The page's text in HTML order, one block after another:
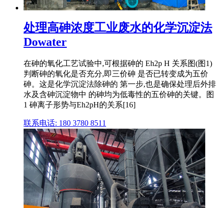
处理高砷浓度工业废水的化学沉淀法
Dowater
在砷的氧化工艺试验中,可根据砷的 Eh2p H 关系图(图1)
判断砷的氧化是否充分,即三价砷 是否已转变成为五价
砷。这是化学沉淀法除砷的 第一步,也是确保处理后外排
水及含砷沉淀物中 的砷均为低毒性的五价砷的关键。图
1 砷离子形势与Eh2pH的关系[16]
联系电话: 180 3780 8511